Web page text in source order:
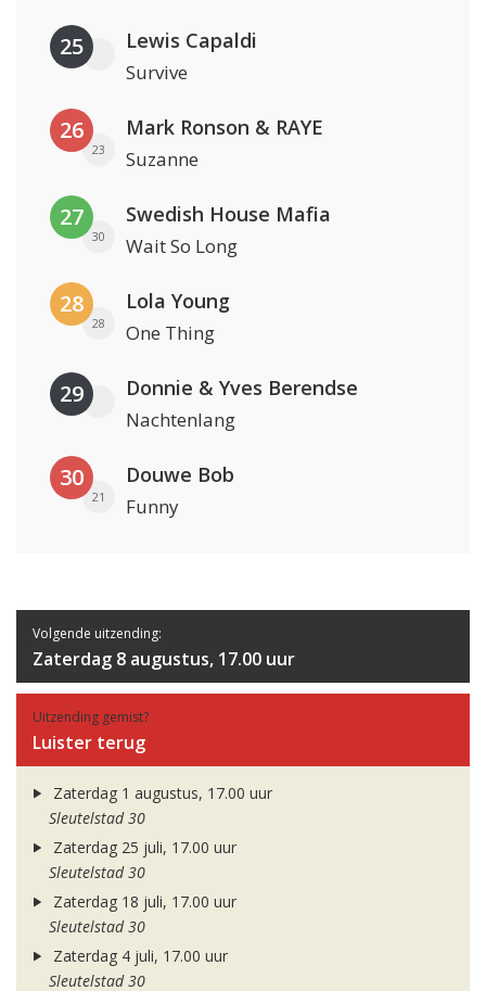
25 Lewis Capaldi
Survive
26
23
Mark Ronson & RAYE
Suzanne
27
30
Swedish House Mafia
Wait So Long
28
28
Lola Young
One Thing
29 Donnie & Yves Berendse
Nachtenlang
30
21
Douwe Bob
Funny
Volgende uitzending:
Zaterdag 8 augustus, 17.00 uur
Uitzending gemist?
Luister terug
Zaterdag 1 augustus, 17.00 uur
Sleutelstad 30
Zaterdag 25 juli, 17.00 uur
Sleutelstad 30
Zaterdag 18 juli, 17.00 uur
Sleutelstad 30
Zaterdag 4 juli, 17.00 uur
Sleutelstad 30